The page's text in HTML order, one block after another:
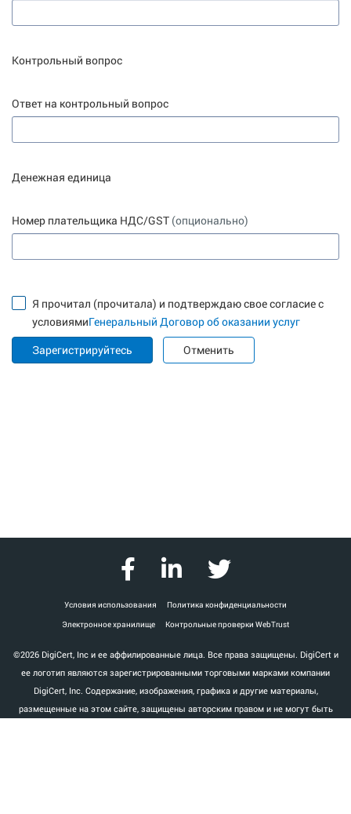
Контрольный вопрос
Ответ на контрольный вопрос
Денежная единица
Номер плательщика НДС/GST (опционально)
Я прочитал (прочитала) и подтверждаю свое согласие с
условиямиГенеральный Договор об оказании услуг
Зарегистрируйтесь
Отменить
Условия использования
Политика конфиденциальности
Электронное хранилище
Контрольные проверки WebTrust
©2026 DigiCert, Inc и ее аффилированные лица. Все права защищены. DigiCert и
ее логотип являются зарегистрированными торговыми марками компании
DigiCert, Inc. Содержание, изображения, графика и другие материалы,
размещенные на этом сайте, защищены авторским правом и не могут быть